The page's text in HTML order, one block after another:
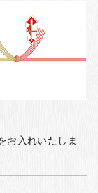
お入れいたしま